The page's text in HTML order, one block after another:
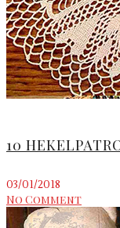
10
03/01/2018
No Comment